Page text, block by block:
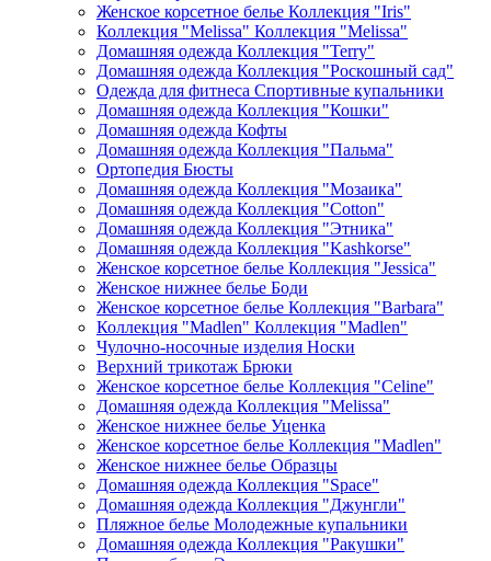
Женское корсетное белье Коллекция "Iris"
Коллекция "Melissa" Коллекция "Melissa"
Домашняя одежда Коллекция "Terry"
Домашняя одежда Коллекция "Роскошный сад"
Одежда для фитнеса Спортивные купальники
Домашняя одежда Коллекция "Кошки"
Домашняя одежда Кофты
Домашняя одежда Коллекция "Пальма"
Ортопедия Бюсты
Домашняя одежда Коллекция "Мозаика"
Домашняя одежда Коллекция "Cotton"
Домашняя одежда Коллекция "Этника"
Домашняя одежда Коллекция "Kashkorse"
Женское корсетное белье Коллекция "Jessica"
Женское нижнее белье Боди
Женское корсетное белье Коллекция "Barbara"
Коллекция "Madlen" Коллекция "Madlen"
Чулочно-носочные изделия Носки
Верхний трикотаж Брюки
Женское корсетное белье Коллекция "Celine"
Домашняя одежда Коллекция "Melissa"
Женское нижнее белье Уценка
Женское корсетное белье Коллекция "Madlen"
Женское нижнее белье Образцы
Домашняя одежда Коллекция "Space"
Домашняя одежда Коллекция "Джунгли"
Пляжное белье Молодежные купальники
Домашняя одежда Коллекция "Ракушки"